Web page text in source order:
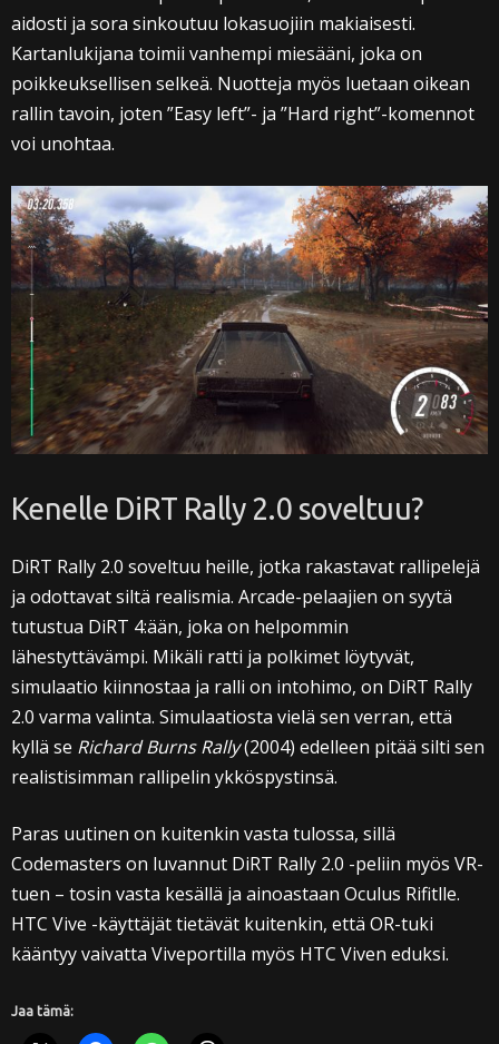
aidosti ja sora sinkoutuu lokasuojiin makiaisesti.
Kartanlukijana toimii vanhempi miesääni, joka on
poikkeuksellisen selkeä. Nuotteja myös luetaan oikean
rallin tavoin, joten ”Easy left”- ja ”Hard right”-komennot
voi unohtaa.
Kenelle DiRT Rally 2.0 soveltuu?
DiRT Rally 2.0 soveltuu heille, jotka rakastavat rallipelejä
ja odottavat siltä realismia. Arcade-pelaajien on syytä
tutustua DiRT 4:ään, joka on helpommin
lähestyttävämpi. Mikäli ratti ja polkimet löytyvät,
simulaatio kiinnostaa ja ralli on intohimo, on DiRT Rally
2.0 varma valinta. Simulaatiosta vielä sen verran, että
kyllä se Richard Burns Rally(2004) edelleen pitää silti sen
realistisimman rallipelin ykköspystinsä.
Paras uutinen on kuitenkin vasta tulossa, sillä
Codemasters on luvannut DiRT Rally 2.0 -peliin myös VR-
tuen – tosin vasta kesällä ja ainoastaan Oculus Rifitlle.
HTC Vive -käyttäjät tietävät kuitenkin, että OR-tuki
kääntyy vaivatta Viveportilla myös HTC Viven eduksi.
Jaa tämä: